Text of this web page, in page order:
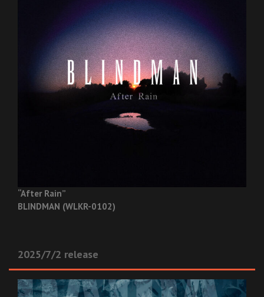
“After Rain”
BLINDMAN (WLKR-0102)
2025/7/2 release